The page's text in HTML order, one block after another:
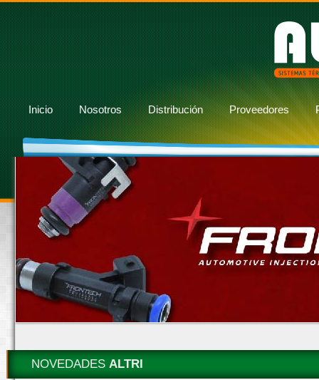
Inicio Nosotros Distribución Proveedores
NOVEDADES ALTRI